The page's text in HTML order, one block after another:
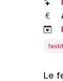
festif
Le